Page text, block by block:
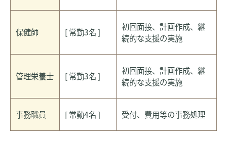
保健師 [ 常勤3名 ]
初回面接、計画作成、継
続的な支援の実施
管理栄養士 [ 常勤3名 ]
初回面接、計画作成、継
続的な支援の実施
事務職員 [ 常勤4名 ] 受付、費用等の事務処理